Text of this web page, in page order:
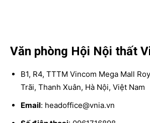
Văn phòng Hội Nội thất
B1, R4, TTTM Vincom Mega Mall
Trãi, Thanh Xuân, Hà Nội, Việt Nam
Email: headoffice@vnia.vn